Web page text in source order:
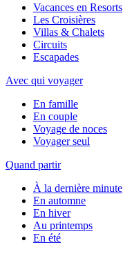
Vacances en Resorts
Les Croisières
Villas & Chalets
Circuits
Escapades
Avec qui voyager
En famille
En couple
Voyage de noces
Voyager seul
Quand partir
À la dernière minute
En automne
En hiver
Au printemps
En été